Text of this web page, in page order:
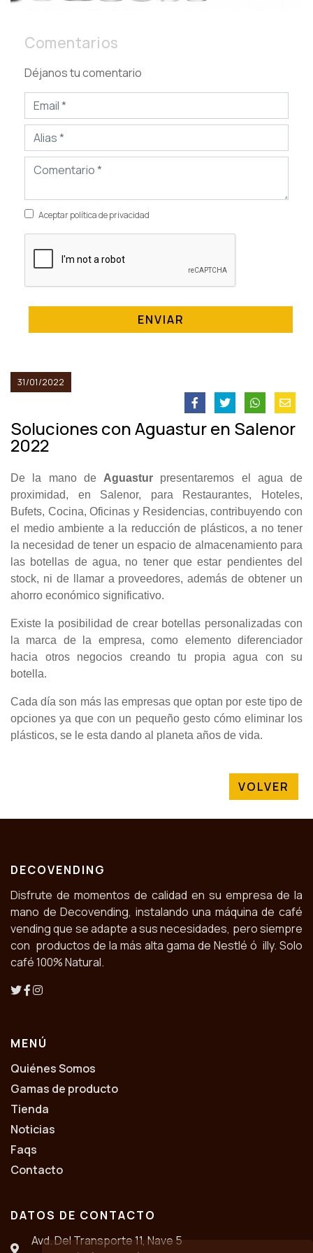
Comentarios
Déjanos tu comentario
Aceptar política de privacidad
ENVIAR
31/01/2022
Soluciones con Aguastur en Salenor
2022
De la mano de Aguastur presentaremos el agua de
proximidad, en Salenor, para Restaurantes, Hoteles,
Bufets, Cocina, Oficinas y Residencias, contribuyendo con
el medio ambiente a la reducción de plásticos, a no tener
la necesidad de tener un espacio de almacenamiento para
las botellas de agua, no tener que estar pendientes del
stock, ni de llamar a proveedores, además de obtener un
ahorro económico significativo.
Existe la posibilidad de crear botellas personalizadas con
la marca de la empresa, como elemento diferenciador
hacia otros negocios creando tu propia agua con su
botella.
Cada día son más las empresas que optan por este tipo de
opciones ya que con un pequeño gesto cómo eliminar los
plásticos, se le esta dando al planeta años de vida.
VOLVER
DECOVENDING
Disfrute de momentos de calidad en su empresa de la
mano de Decovending, instalando una máquina de café
vending que se adapte a sus necesidades, pero siempre
con productos de la más alta gama de Nestlé ó illy. Solo
café 100% Natural.
MENÚ
Quiénes Somos
Gamas de producto
Tienda
Noticias
Faqs
Contacto
DATOS DE CONTACTO
Avd. Del Transporte 11, Nave 5